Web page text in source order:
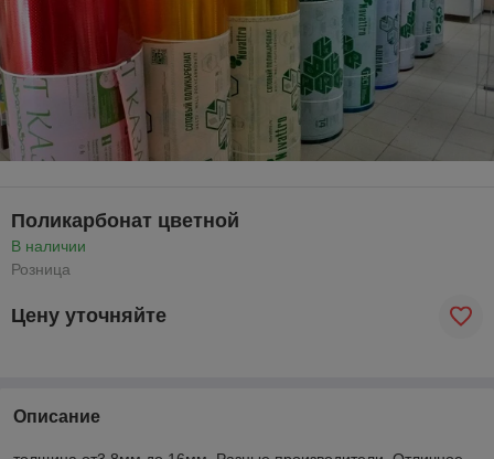
Поликарбонат цветной
В наличии
Розница
Цену уточняйте
Описание